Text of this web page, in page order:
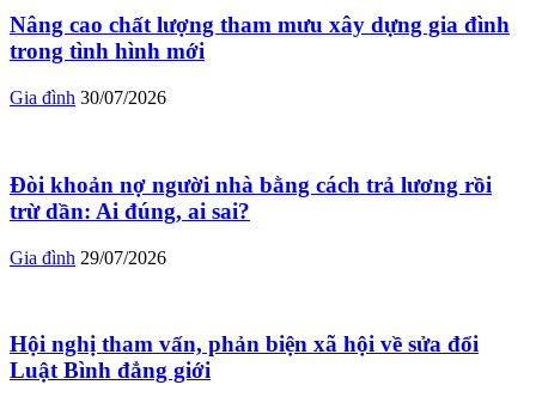
Nâng cao chất lượng tham mưu xây dựng gia đình
trong tình hình mới
Gia đình 30/07/2026
Đòi khoản nợ người nhà bằng cách trả lương rồi
trừ dần: Ai đúng, ai sai?
Gia đình 29/07/2026
Hội nghị tham vấn, phản biện xã hội về sửa đổi
Luật Bình đẳng giới